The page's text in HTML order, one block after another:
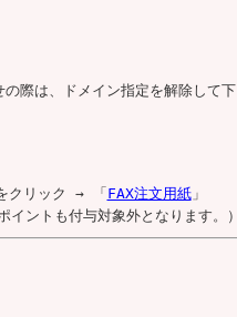
際は、ドメイン指定を解除して下
クリック → 「 FAX注文用紙」
ントも付与対象外となります。）